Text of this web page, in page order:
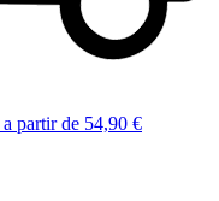
a partir de 54,90 €